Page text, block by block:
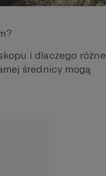
i dlaczego różne
średnicy mogą